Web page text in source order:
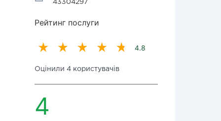
43304297
Рейтинг послуги
4.8
Оцінили 4 користувачів
4